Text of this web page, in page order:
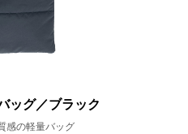
ッグ／ブラック
感の軽量バッグ